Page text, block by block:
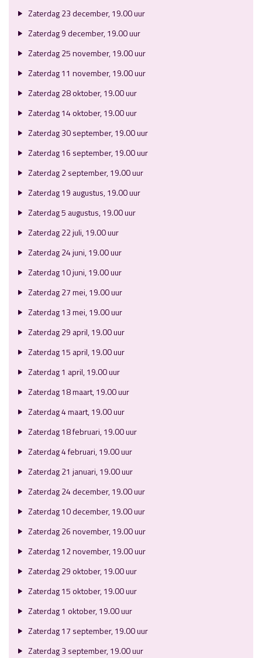
Zaterdag 23 december, 19.00 uur
Zaterdag 9 december, 19.00 uur
Zaterdag 25 november, 19.00 uur
Zaterdag 11 november, 19.00 uur
Zaterdag 28 oktober, 19.00 uur
Zaterdag 14 oktober, 19.00 uur
Zaterdag 30 september, 19.00 uur
Zaterdag 16 september, 19.00 uur
Zaterdag 2 september, 19.00 uur
Zaterdag 19 augustus, 19.00 uur
Zaterdag 5 augustus, 19.00 uur
Zaterdag 22 juli, 19.00 uur
Zaterdag 24 juni, 19.00 uur
Zaterdag 10 juni, 19.00 uur
Zaterdag 27 mei, 19.00 uur
Zaterdag 13 mei, 19.00 uur
Zaterdag 29 april, 19.00 uur
Zaterdag 15 april, 19.00 uur
Zaterdag 1 april, 19.00 uur
Zaterdag 18 maart, 19.00 uur
Zaterdag 4 maart, 19.00 uur
Zaterdag 18 februari, 19.00 uur
Zaterdag 4 februari, 19.00 uur
Zaterdag 21 januari, 19.00 uur
Zaterdag 24 december, 19.00 uur
Zaterdag 10 december, 19.00 uur
Zaterdag 26 november, 19.00 uur
Zaterdag 12 november, 19.00 uur
Zaterdag 29 oktober, 19.00 uur
Zaterdag 15 oktober, 19.00 uur
Zaterdag 1 oktober, 19.00 uur
Zaterdag 17 september, 19.00 uur
Zaterdag 3 september, 19.00 uur